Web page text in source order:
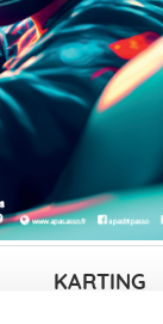
KARTING